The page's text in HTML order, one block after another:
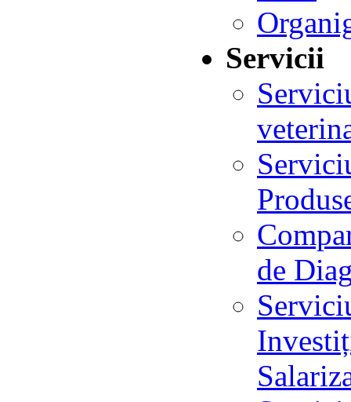
Servicii
de